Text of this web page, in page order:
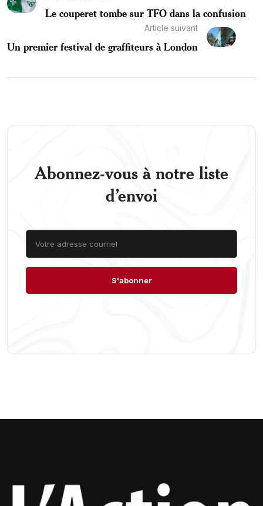
Le couperet tombe sur TFO dans la confusion
Article suivant
Un premier festival de graffiteurs à London
Abonnez-vous à notre liste
d’envoi